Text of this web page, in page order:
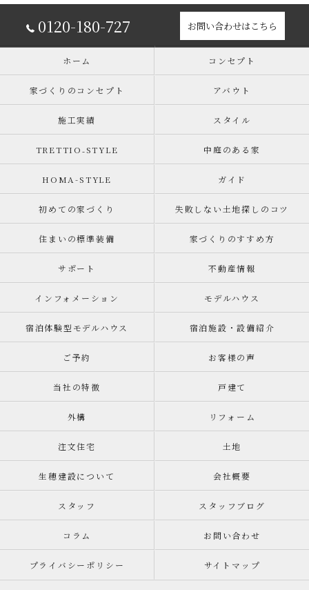
0120-180-727 お問い合わせはこちら
ホーム コンセプト
家づくりのコンセプト アバウト
施工実績 スタイル
TRETTIO₋STYLE 中庭のある家
HOMA-STYLE ガイド
初めての家づくり 失敗しない土地探しのコツ
住まいの標準装備 家づくりのすすめ方
サポート 不動産情報
インフォメーション モデルハウス
宿泊体験型モデルハウス 宿泊施設・設備紹介
ご予約 お客様の声
当社の特徴 戸建て
外構 リフォーム
注文住宅 土地
生穂建設について 会社概要
スタッフ スタッフブログ
コラム お問い合わせ
プライバシーポリシー サイトマップ